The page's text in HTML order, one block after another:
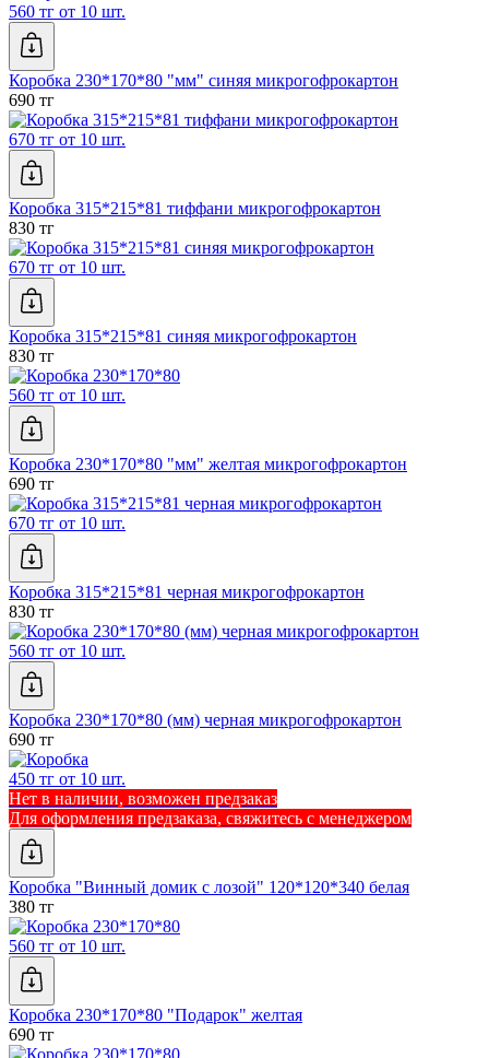
560 тг от 10 шт.
Коробка 230*170*80 "мм" синяя микрогофрокартон
690 тг
670 тг от 10 шт.
Коробка 315*215*81 тиффани микрогофрокартон
830 тг
670 тг от 10 шт.
Коробка 315*215*81 синяя микрогофрокартон
830 тг
560 тг от 10 шт.
Коробка 230*170*80 "мм" желтая микрогофрокартон
690 тг
670 тг от 10 шт.
Коробка 315*215*81 черная микрогофрокартон
830 тг
560 тг от 10 шт.
Коробка 230*170*80 (мм) черная микрогофрокартон
690 тг
450 тг от 10 шт.
Нет в наличии, возможен предзаказ
Для оформления предзаказа, свяжитесь с менеджером
Коробка "Винный домик с лозой" 120*120*340 белая
380 тг
560 тг от 10 шт.
Коробка 230*170*80 "Подарок" желтая
690 тг